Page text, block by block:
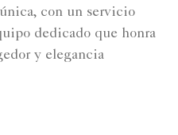
con un servicio
dedicado que honra
y elegancia